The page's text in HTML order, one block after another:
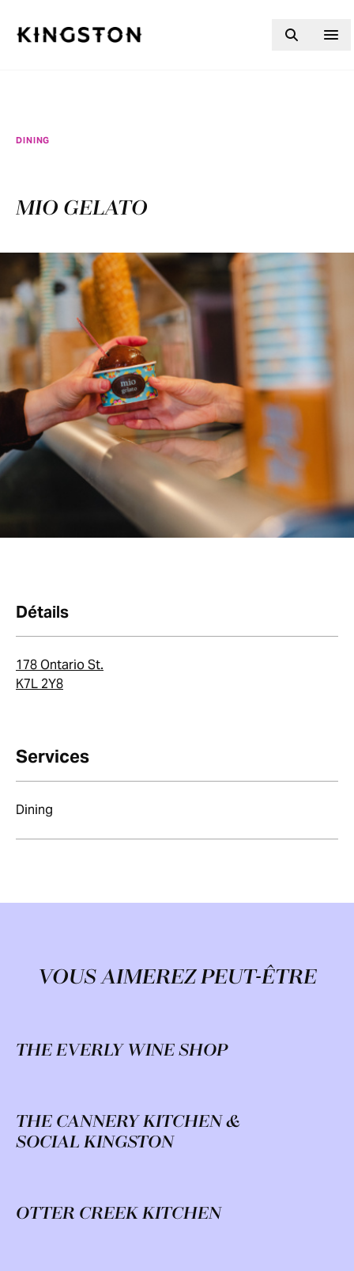
DINING
MIO GELATO
Détails
178 Ontario St.
K7L 2Y8
Services
Dining
VOUS AIMEREZ PEUT-ÊTRE
THE EVERLY WINE SHOP
THE CANNERY KITCHEN &
SOCIAL KINGSTON
OTTER CREEK KITCHEN